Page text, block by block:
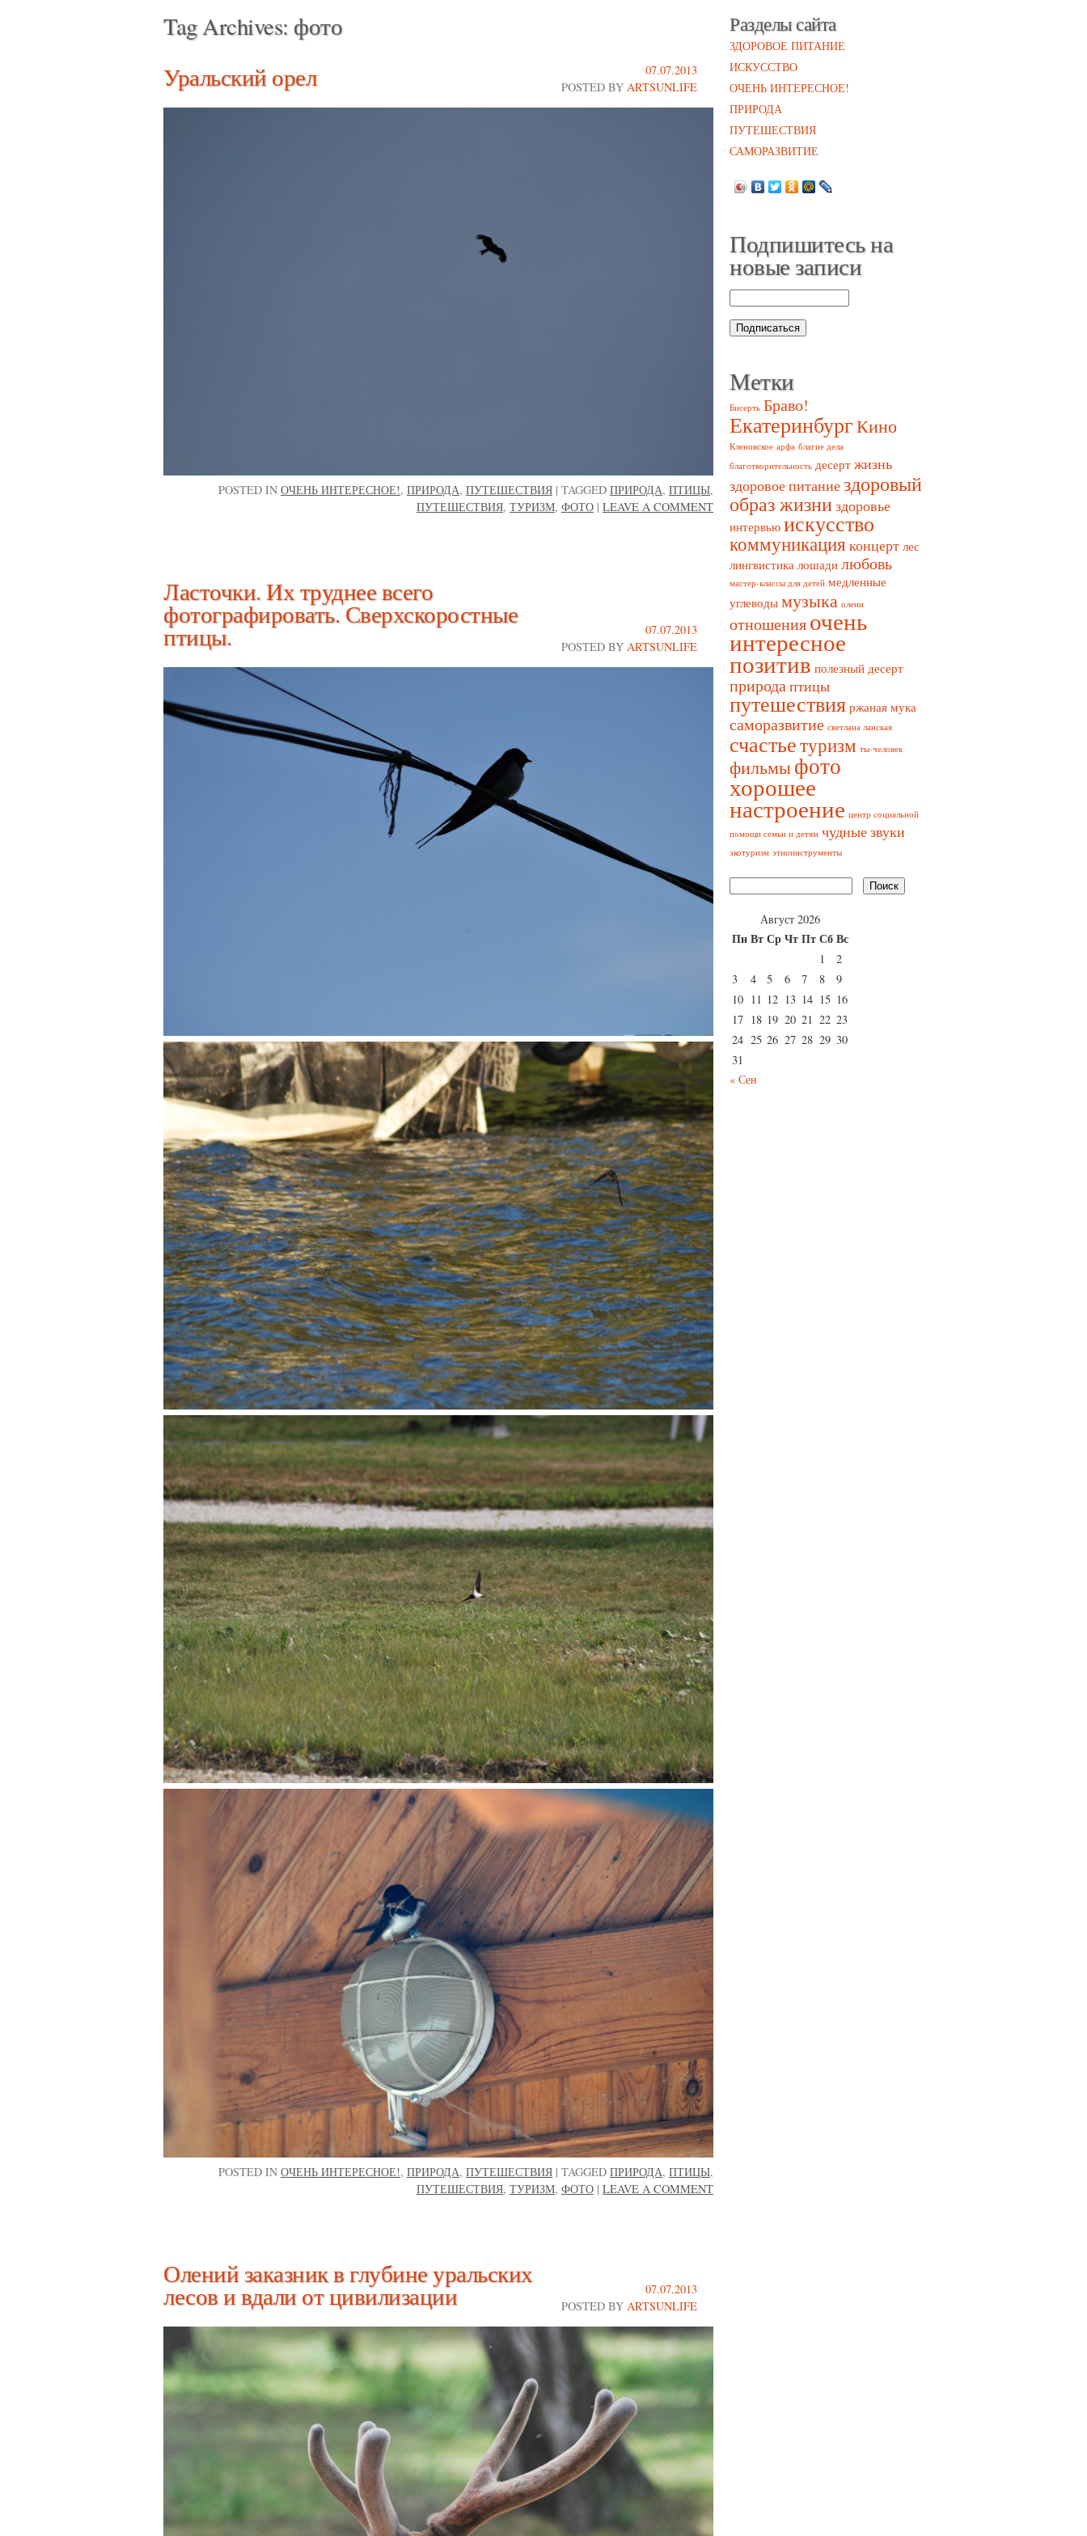
Tag Archives: фото
Уральский орел
07.07.2013
POSTED BY ARTSUNLIFE
POSTED IN ОЧЕНЬ ИНТЕРЕСНОЕ!, ПРИРОДА, ПУТЕШЕСТВИЯ | TAGGED ПРИРОДА, ПТИЦЫ,
ПУТЕШЕСТВИЯ, ТУРИЗМ, ФОТО | LEAVE A COMMENT
Ласточки. Их труднее всего
фотографировать. Сверхскоростные
птицы.
07.07.2013
POSTED BY ARTSUNLIFE
POSTED IN ОЧЕНЬ ИНТЕРЕСНОЕ!, ПРИРОДА, ПУТЕШЕСТВИЯ | TAGGED ПРИРОДА, ПТИЦЫ,
ПУТЕШЕСТВИЯ, ТУРИЗМ, ФОТО | LEAVE A COMMENT
Олений заказник в глубине уральских
лесов и вдали от цивилизации
07.07.2013
POSTED BY ARTSUNLIFE
Разделы сайта
ЗДОРОВОЕ ПИТАНИЕ
ИСКУССТВО
ОЧЕНЬ ИНТЕРЕСНОЕ!
ПРИРОДА
ПУТЕШЕСТВИЯ
САМОРАЗВИТИЕ
Подпишитесь на
новые записи
Метки
Бисерть Браво!
ЕкатеринбургКино
Кленовское арфа благие дела
благотворительность десерт жизнь
здоровое питаниездоровый
образ жизниздоровье
интервью искусство
коммуникация концерт лес
лингвистика лошади любовь
мастер-классы для детей медленные
углеводы музыка олени
отношенияочень
интересное
позитив полезный десерт
природаптицы
путешествия ржаная мука
саморазвитие светлана ланская
счастьетуризм ты-человек
фильмыфото
хорошее
настроение центр социальной
помощи семьи и детям чудные звуки
экотуризм этноинструменты
Август 2026
ПнВтСрЧтПтСбВс
1
2
3
4 5 6 7 8
9
10 11 12 13 14 15 16
17 18 19 20 21 22 23
24 25 26 27 28 29 30
31
« Сен